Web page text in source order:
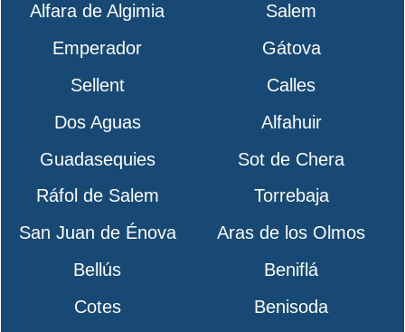
Alfara de Algimia
Salem
Emperador
Gátova
Sellent
Calles
Dos Aguas
Alfahuir
Guadasequies
Sot de Chera
Ráfol de Salem
Torrebaja
San Juan de Énova
Aras de los Olmos
Bellús
Beniflá
Cotes
Benisoda